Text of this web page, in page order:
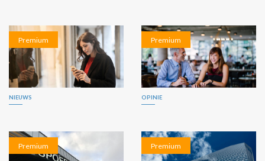
Premium
NIEUWS
Premium
OPINIE
Premium Premium